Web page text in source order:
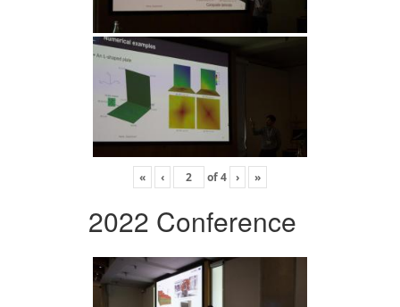
« ‹ of4 › »
2022 Conference